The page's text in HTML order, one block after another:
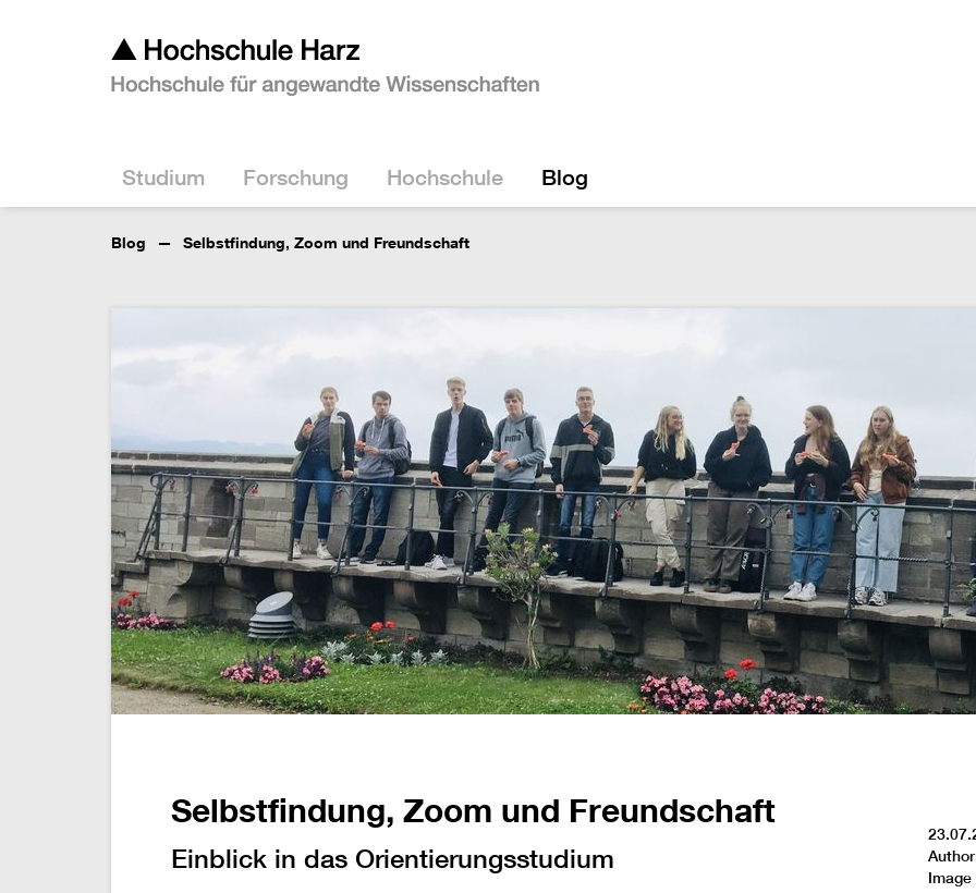
Studium Forschung Hochschule Blog
Blog Selbstfindung, Zoom und Freundschaft
Selbstfindung, Zoom und Freundschaft
Einblick in das Orientierungsstudium